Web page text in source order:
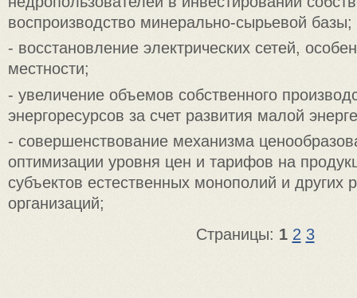
воспроизводство минерально-сырьевой базы;
- восстановление электрических сетей,
местности;
- увеличение объемов собственного
энергоресурсов за счет развития малой
- совершенствование механизма
оптимизации уровня цен и тарифов на
субъектов естественных монополий и других
организаций;
Страницы: 1 2 3